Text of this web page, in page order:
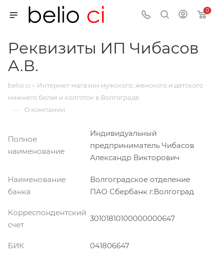
0
Реквизиты ИП Чибасов
А.В.
belio ci – Интернет-магазин мужского, женского и детского
нижнего белья и колготок в Волгограде
— О компании
Полное
наименование
Индивидуальный
предприниматель Чибасов
Александр Викторович
Наименование
банка
Волгоградское отделение
ПАО Сбербанк г.Волгоград
Корреспондентский
счет
30101810100000000647
БИК 041806647